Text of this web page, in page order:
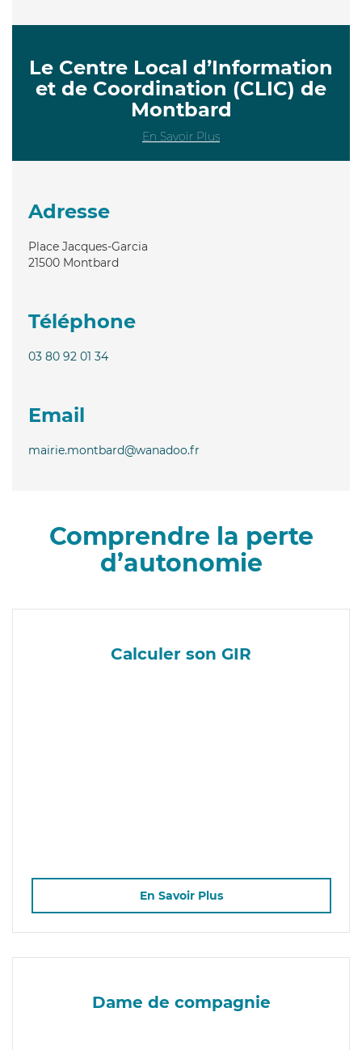
Le Centre Local d’Information
et de Coordination (CLIC) de
Montbard
En Savoir Plus
Adresse
Place Jacques-Garcia
21500 Montbard
Téléphone
03 80 92 01 34
Email
mairie.montbard@wanadoo.fr
Comprendre la perte
d’autonomie
Calculer son GIR
En Savoir Plus
Dame de compagnie